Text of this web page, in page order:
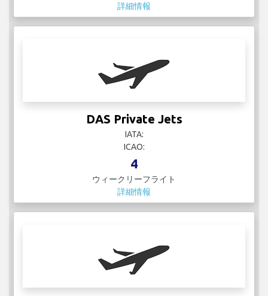
詳細情報
DAS Private Jets
IATA:
ICAO:
4
ウィークリーフライト
詳細情報